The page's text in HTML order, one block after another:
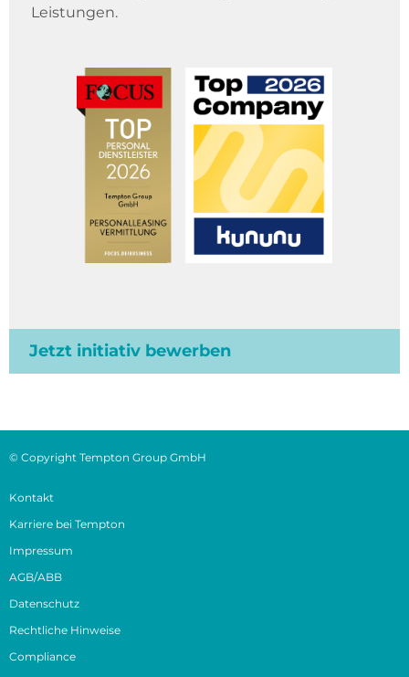
Leistungen.
Jetzt initiativ bewerben
© Copyright Tempton Group GmbH
Kontakt
Karriere bei Tempton
Impressum
AGB/ABB
Datenschutz
Rechtliche Hinweise
Compliance